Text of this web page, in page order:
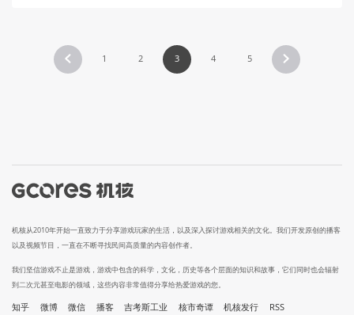
1 2 3 4 5
机核从2010年开始一直致力于分享游戏玩家的生活，以及深入探讨游戏相关的文化。我们开发原创的播客
以及视频节目，一直在不断寻找民间高质量的内容创作者。
我们坚信游戏不止是游戏，游戏中包含的科学，文化，历史等各个层面的知识和故事，它们同时也会辐射
到二次元甚至电影的领域，这些内容非常值得分享给热爱游戏的您。
知乎 微博 微信 播客 吉考斯工业 核市奇谭 机核发行 RSS